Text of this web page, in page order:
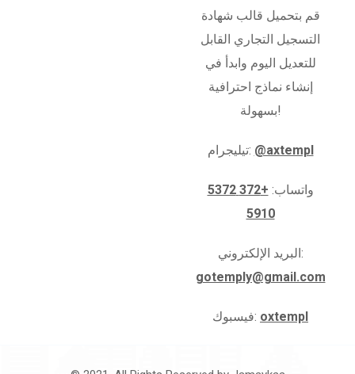
قم بتحميل قالب شهادة
التسجيل التجاري القابل
للتعديل اليوم وابدأ في
إنشاء نماذج احترافية
بسهولة!
تيليجرام: @axtempl
واتساب:
+372 5372
5910
البريد الإلكتروني:
gotemply@gmail.com
فيسبوك: oxtempl